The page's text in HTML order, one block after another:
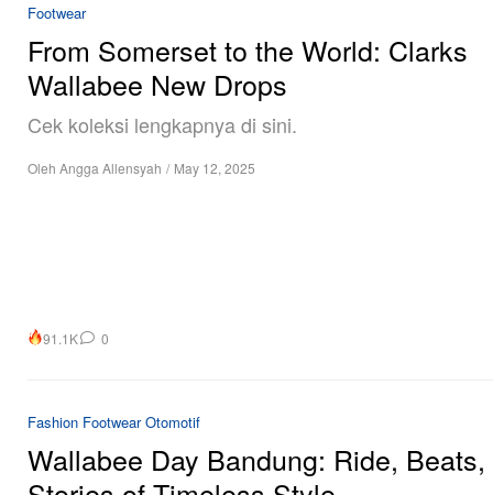
Footwear
From Somerset to the World: Clarks
Wallabee New Drops
Cek koleksi lengkapnya di sini.
Oleh Angga Allensyah / May 12, 2025
91.1K 0
Fashion Footwear Otomotif
Wallabee Day Bandung: Ride,